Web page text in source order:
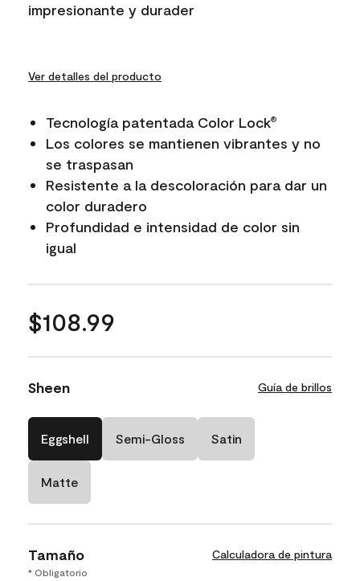
impresionante y durader
Ver detalles del producto
Tecnología patentada Color Lock®
Los colores se mantienen vibrantes y no
se traspasan
Resistente a la descoloración para dar un
color duradero
Profundidad e intensidad de color sin
igual
$108.99
Sheen Guía de brillos
Eggshell Semi-Gloss Satin
Matte
Tamaño Calculadora de pintura
* Obligatorio